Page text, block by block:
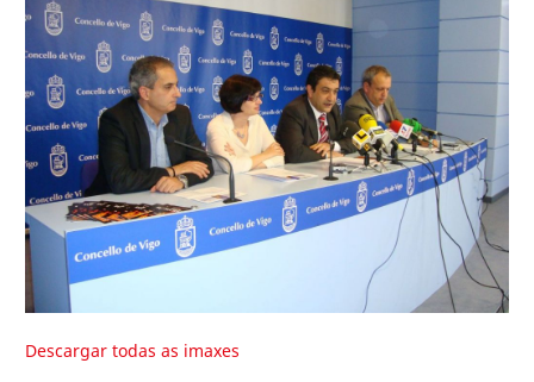
Descargar todas as imaxes